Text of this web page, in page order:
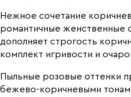
Нежное сочетание
романтичные женственные
дополняет строгость
комплект игривости и
Пыльные розовые оттенки
бежево-коричневыми